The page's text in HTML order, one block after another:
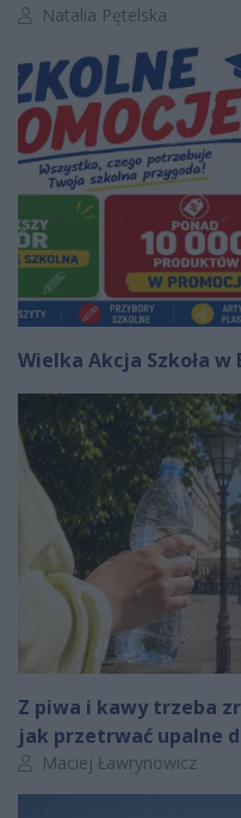
Autor artykułu:
Natalia Pętelska
Wielka Akcja Szkoła w
Z piwa i kawy trzeba
jak przetrwać upalne
Autor artykułu:
Maciej Ławrynowicz